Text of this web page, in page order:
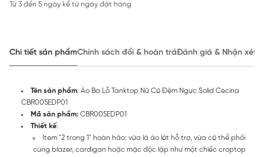
Từ 3 đến 5 ngày kể từ ngày đặt hàng
Chi tiết sản phẩmChính sách đổi & hoàn trảĐánh giá & Nhận xét
Tên sản phẩm: Áo Ba Lỗ Tanktop Nữ Có Đệm Ngực Solid Cecina
CBR005EDP01
Mã sản phẩm: CBR005EDP01
Thiết kế:
Item "2 trong 1" hoàn hảo: vừa là áo lót hỗ trợ, vừa có thể phối
cùng blazer, cardigan hoặc mặc độc lập như một chiếc croptop